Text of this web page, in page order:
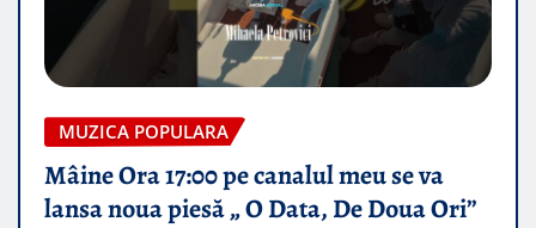
MUZICA POPULARA
Mâine Ora 17:00 pe canalul meu se va
lansa noua piesă „ O Data, De Doua Ori”